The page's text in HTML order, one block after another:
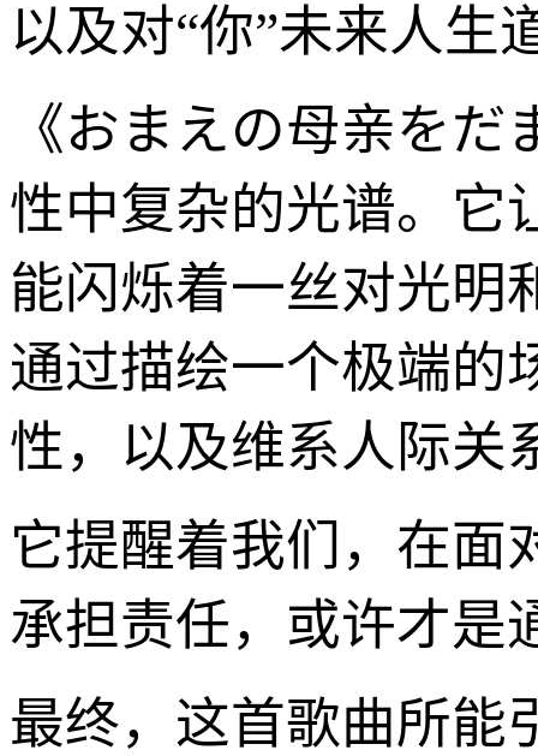
以及对“你”未来人生
《おまえの母亲を
性中复杂的光谱。它
能闪烁着一丝对光明
通过描绘一个极端的
性，以及维系人际关
它提醒着我们，在面
承担责任，或许才是
最终，这首歌曲所能